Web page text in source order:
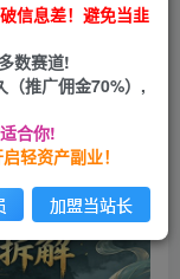
，可保存购买订单
信息差！避免当韭
数赛道!
推广佣金70%）,
合你!
轻资产副业！
加盟当站长